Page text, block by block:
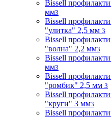
Bissell
мм3
Bissell
"улитка" 2,5 мм 3
Bissell
"волна" 2,2 мм3
Bissell
мм3
Bissell
"ромбик" 2,5 мм 3
Bissell
"круги" 3 мм3
Bissell